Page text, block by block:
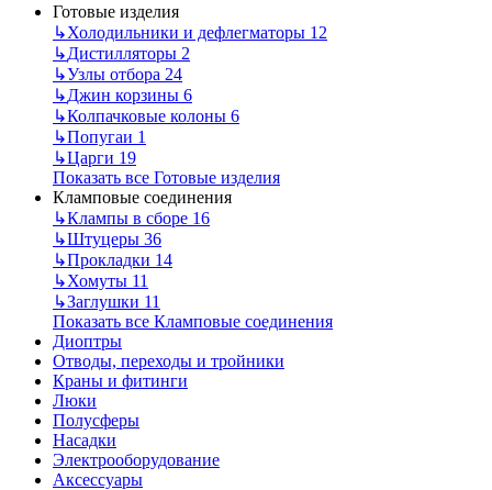
Готовые изделия
↳Холодильники и дефлегматоры 12
↳Дистилляторы 2
↳Узлы отбора 24
↳Джин корзины 6
↳Колпачковые колоны 6
↳Попугаи 1
↳Царги 19
Показать все Готовые изделия
Кламповые соединения
↳Клампы в сборе 16
↳Штуцеры 36
↳Прокладки 14
↳Хомуты 11
↳Заглушки 11
Показать все Кламповые соединения
Диоптры
Отводы, переходы и тройники
Краны и фитинги
Люки
Полусферы
Насадки
Электрооборудование
Аксессуары